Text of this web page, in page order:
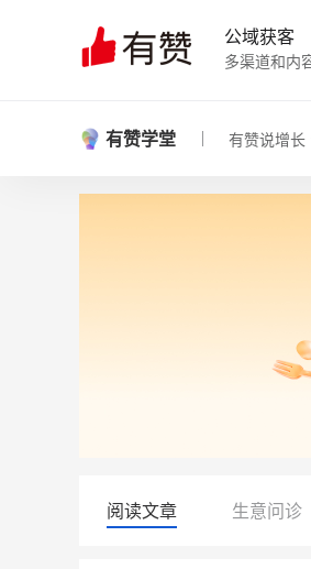
公域获客
多渠道和内
有赞学堂 有赞说增长
阅读文章 生意问诊